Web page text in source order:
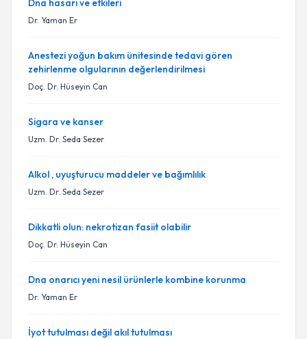
Dna hasarı ve etkileri
Dr. Yaman Er
Anestezi yoğun bakım ünitesinde tedavi gören
zehirlenme olgularının değerlendirilmesi
Doç. Dr. Hüseyin Can
Sigara ve kanser
Uzm. Dr. Seda Sezer
Alkol , uyuşturucu maddeler ve bağımlılık
Uzm. Dr. Seda Sezer
Dikkatli olun: nekrotizan fasiit olabilir
Doç. Dr. Hüseyin Can
Dna onarıcı yeni nesil ürünlerle kombine korunma
Dr. Yaman Er
İyot tutulması değil akıl tutulması